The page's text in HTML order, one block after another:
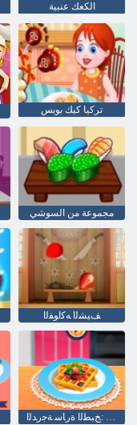
الكعك عنبية
تركيا كيك بوبس
مجموعة من السوشي
ﻒﻴﺸﻟﺍ ﻪﻛﺍﻮﻔﻟﺍ
ﺕﻼ ﻓﺍﻭ ﺔﻴﺴﻧﺮﻔﻟﺍ ﺐﺨﻨﻟﺍ :ﺦﺒﻄﻟﺍ ﺓﺭﺎﺳ ﺔﺟﺭﺪﻟﺍ